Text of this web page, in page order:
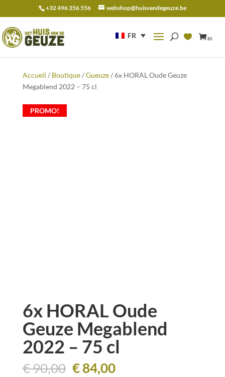
+32 496 356 556 webshop@huisvandegeuze.be
FR (0)
pour :
Accueil / Boutique/Gueuze/ 6x HORAL Oude Geuze
Megablend 2022 – 75 cl
PROMO!
6x HORAL Oude
Geuze Megablend
2022 – 75 cl
€90,00 Le
€84,00Le